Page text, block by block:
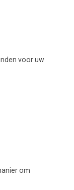
voor uw
om